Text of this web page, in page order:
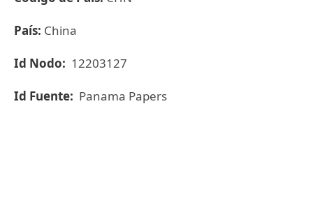
País: China
Id Nodo: 12203127
Id Fuente: Panama Papers